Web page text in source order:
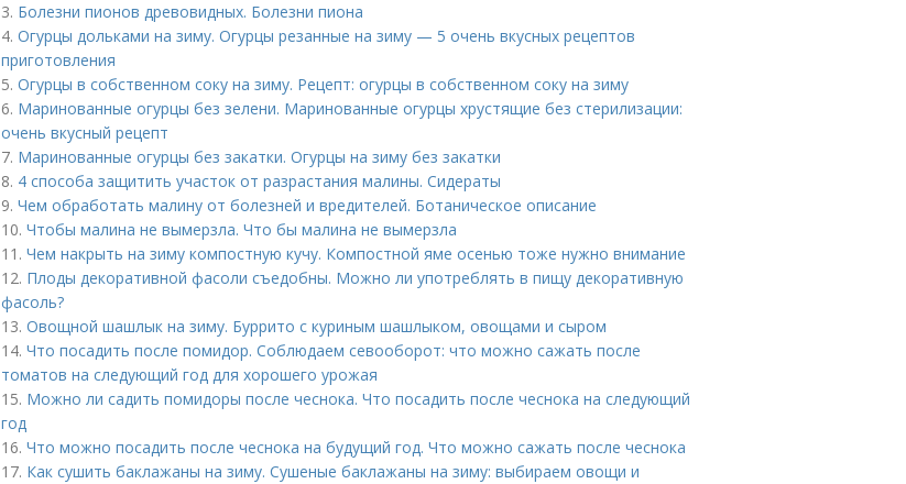
3. Болезни пионов древовидных. Болезни пиона
4. Огурцы дольками на зиму. Огурцы резанные на зиму — 5 очень вкусных рецептов
приготовления
5. Огурцы в собственном соку на зиму. Рецепт: огурцы в собственном соку на зиму
6. Маринованные огурцы без зелени. Маринованные огурцы хрустящие без стерилизации:
очень вкусный рецепт
7. Маринованные огурцы без закатки. Огурцы на зиму без закатки
8. 4 способа защитить участок от разрастания малины. Сидераты
9. Чем обработать малину от болезней и вредителей. Ботаническое описание
10. Чтобы малина не вымерзла. Что бы малина не вымерзла
11. Чем накрыть на зиму компостную кучу. Компостной яме осенью тоже нужно внимание
12. Плоды декоративной фасоли съедобны. Можно ли употреблять в пищу декоративную
фасоль?
13. Овощной шашлык на зиму. Буррито с куриным шашлыком, овощами и сыром
14. Что посадить после помидор. Соблюдаем севооборот: что можно сажать после
томатов на следующий год для хорошего урожая
15. Можно ли садить помидоры после чеснока. Что посадить после чеснока на следующий
год
16. Что можно посадить после чеснока на будущий год. Что можно сажать после чеснока
17. Как сушить баклажаны на зиму. Сушеные баклажаны на зиму: выбираем овощи и